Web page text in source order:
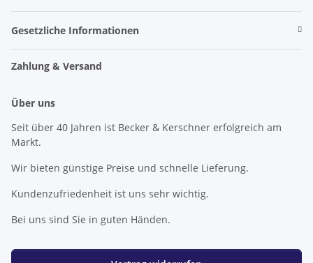
Gesetzliche Informationen
Zahlung & Versand
Über uns
Seit über 40 Jahren ist Becker & Kerschner erfolgreich am
Markt.
Wir bieten günstige Preise und schnelle Lieferung.
Kundenzufriedenheit ist uns sehr wichtig.
Bei uns sind Sie in guten Händen.